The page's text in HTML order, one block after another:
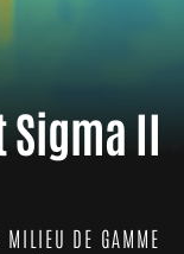
Sigma II
DE GAMME